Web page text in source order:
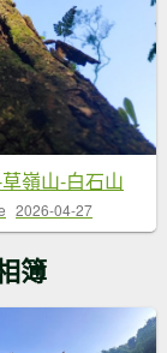
嶺山-白石山
2026-04-27
簿